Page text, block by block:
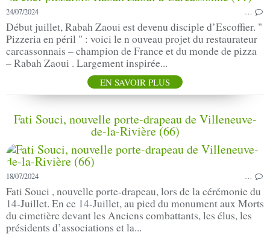
24/07/2024 …
Début juillet, Rabah Zaoui est devenu disciple d’Escoffier. "
Pizzeria en péril " : voici le n ouveau projet du restaurateur
carcassonnais – champion de France et du monde de pizza
– Rabah Zaoui . Largement inspirée...
EN SAVOIR PLUS
Fati Souci, nouvelle porte-drapeau de Villeneuve-
de-la-Rivière (66)
18/07/2024 …
Fati Souci , nouvelle porte-drapeau, lors de la cérémonie du
14-Juillet. En ce 14-Juillet, au pied du monument aux Morts
du cimetière devant les Anciens combattants, les élus, les
présidents d’associations et la...